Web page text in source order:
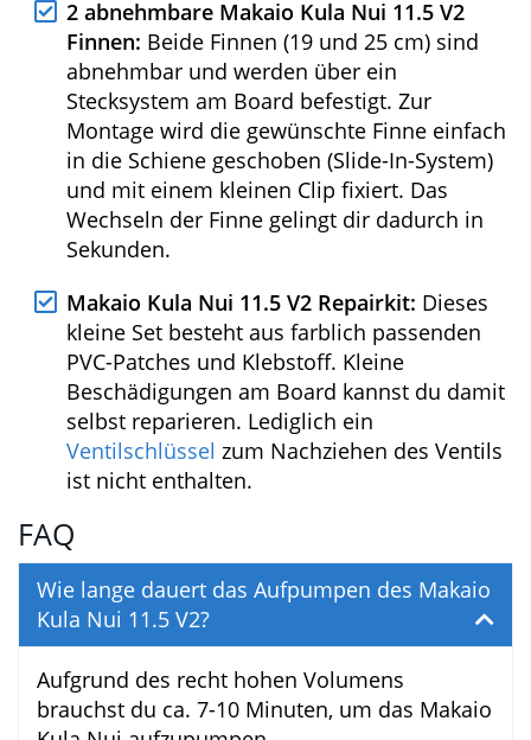
beim Herunterdrücken Luft in das Board
pumpen. Wenn der Gegendruck gegen
Ende steigt, kannst du diese Pumpe auf
den Einzelhub-Betrieb umstellen und
deine Kräfte schonen.
2 abnehmbare Makaio Kula Nui 11.5 V2
Finnen:Beide Finnen (19 und 25 cm) sind
abnehmbar und werden über ein
Montage wird die gewünschte Finne
einfach in die Schiene geschoben (Slide-In-
System) und mit einem kleinen Clip fixiert.
Das Wechseln der Finne gelingt dir
dadurch in Sekunden.
Makaio Kula Nui 11.5 V2 Repairkit:
PVC-Patches und Klebstoff. Kleine
Beschädigungen am Board kannst du
damit selbst reparieren. Lediglich ein
Ventilschlüssel
Ventils ist nicht enthalten.
FAQ